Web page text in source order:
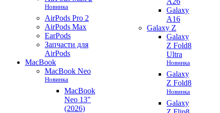
Новинка
AirPods Pro 2
AirPods Max
EarPods
Запчасти для
AirPods
MacBook
MacBook Neo
Новинка
MacBook
Neo 13"
(2026)
Galaxy
A16
Galaxy Z
Galaxy
Z Fold8
Ultra
Новинка
Galaxy
Z Fold8
Новинка
Galaxy